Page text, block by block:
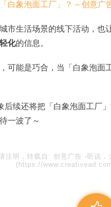
市生活场景的线下活动，
化的信息。
可能是巧合，当「白象泡
后续还将把「白象泡面工厂
一波了～
注明，转载自: 创意广告 -听说，
(https://